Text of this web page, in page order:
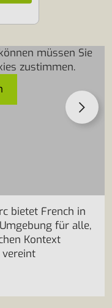
müssen Sie
zustimmen.
bietet French in
für alle,
Kontext
vereint